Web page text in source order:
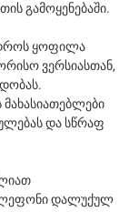
გამოყენებაში.
ყოფილა
ვერსიასთან,
და სწრაფ
დალუქულ